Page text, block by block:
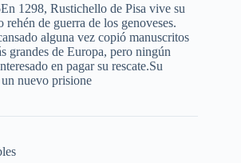
1298, Rustichello de Pisa vive su
de guerra de los genoveses.
alguna vez copió manuscritos
grandes de Europa, pero ningún
en pagar su rescate.Su
nuevo prisione